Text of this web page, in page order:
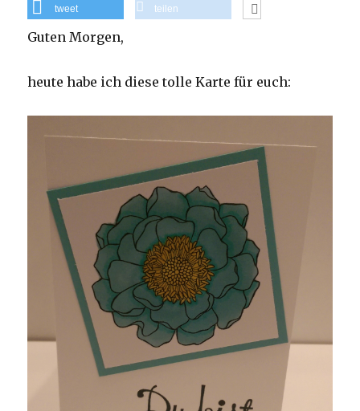
tweet teilen
Guten Morgen,
heute habe ich diese tolle Karte für euch: